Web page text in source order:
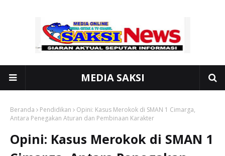
MEDIA SAKSI
Beranda Pendidikan
Opini: Kasus Merokok di SMAN 1 Cimarga,
Antara Penegakan Aturan dan Pembinaan Karakter
Opini: Kasus Merokok di SMAN 1